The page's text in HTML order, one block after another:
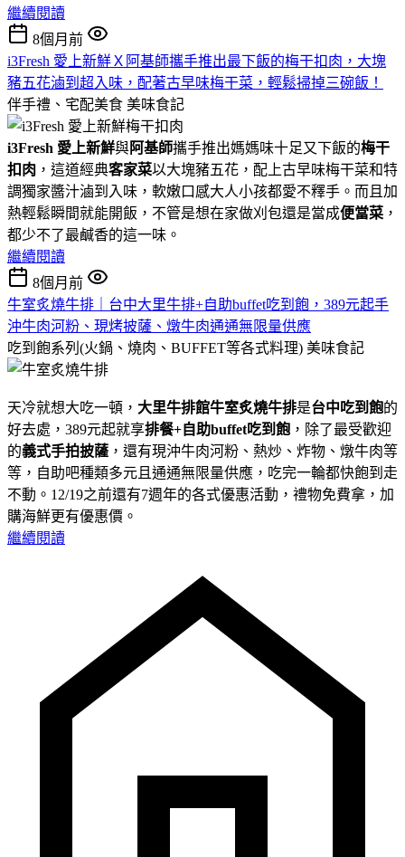
繼續閱讀
8個月前
i3Fresh 愛上新鮮Ｘ阿基師攜手推出最下飯的梅干扣肉，大塊
豬五花滷到超入味，配著古早味梅干菜，輕鬆掃掉三碗飯！
伴手禮、宅配美食 美味食記
i3Fresh 愛上新鮮與阿基師攜手推出媽媽味十足又下飯的梅干
扣肉 ，這道經典客家菜以大塊豬五花，配上古早味梅干菜和特
調獨家醬汁滷到入味，軟嫩口感大人小孩都愛不釋手。而且加
熱輕鬆瞬間就能開飯，不管是想在家做刈包還是當成便當菜 ，
都少不了最鹹香的這一味。
繼續閱讀
8個月前
牛室炙燒牛排｜台中大里牛排+自助buffet吃到飽，389元起手
沖牛肉河粉、現烤披薩、燉牛肉通通無限量供應
吃到飽系列(火鍋、燒肉、BUFFET等各式料理) 美味食記
天冷就想大吃一頓， 大里牛排館牛室炙燒牛排是台中吃到飽的
好去處，389元起就享排餐+自助buffet吃到飽 ，除了最受歡迎
的義式手拍披薩 ，還有現沖牛肉河粉、熱炒、炸物、燉牛肉等
等，自助吧種類多元且通通無限量供應，吃完一輪都快飽到走
不動。12/19之前還有7週年的各式優惠活動，禮物免費拿，加
購海鮮更有優惠價。
繼續閱讀